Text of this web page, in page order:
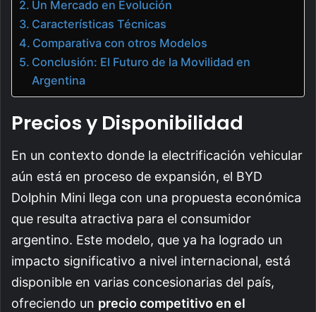
Un Mercado en Evolución
Características Técnicas
Comparativa con otros Modelos
Conclusión: El Futuro de la Movilidad en
Argentina
Precios y Disponibilidad
En un contexto donde la electrificación vehicular
aún está en proceso de expansión, el BYD
Dolphin Mini llega con una propuesta económica
que resulta atractiva para el consumidor
argentino. Este modelo, que ya ha logrado un
impacto significativo a nivel internacional, está
disponible en varias concesionarias del país,
ofreciendo un precio competitivo en el